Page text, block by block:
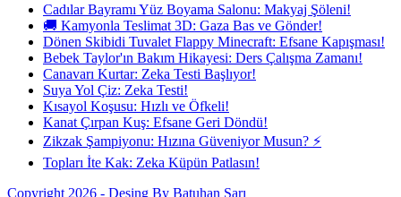
Cadılar Bayramı Yüz Boyama Salonu: Makyaj Şöleni!
🚚 Kamyonla Teslimat 3D: Gaza Bas ve Gönder!
Dönen Skibidi Tuvalet Flappy Minecraft: Efsane Kapışması!
Bebek Taylor'ın Bakım Hikayesi: Ders Çalışma Zamanı!
Canavarı Kurtar: Zeka Testi Başlıyor!
Suya Yol Çiz: Zeka Testi!
Kısayol Koşusu: Hızlı ve Öfkeli!
Kanat Çırpan Kuş: Efsane Geri Döndü!
Zikzak Şampiyonu: Hızına Güveniyor Musun? ⚡
Topları İte Kak: Zeka Küpün Patlasın!
Copyright 2026 - Desing By Batuhan Sarı